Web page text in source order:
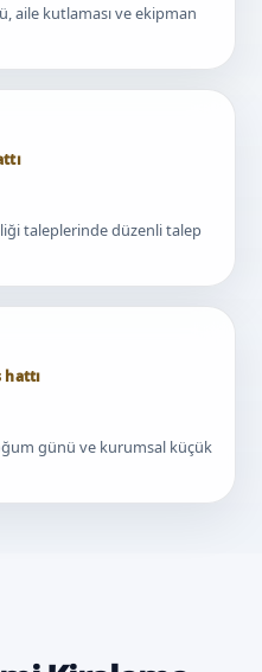
aile kutlaması ve ekipman
taleplerinde düzenli talep
hattı
günü ve kurumsal küçük